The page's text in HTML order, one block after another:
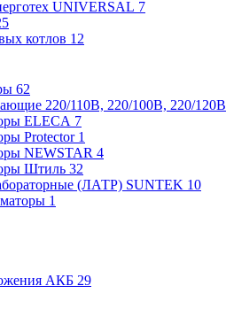
UNIVERSAL 7
котлов 12
62
220/110В, 220/100В, 220/120В
ELECA 7
Protector 1
NEWSTAR 4
Штиль 32
(ЛАТР) SUNTEK 10
1
АКБ 29